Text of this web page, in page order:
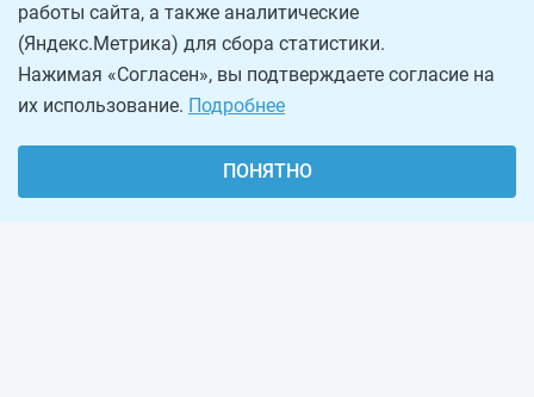
работы сайта, а также аналитические
(Яндекс.Метрика) для сбора статистики.
Нажимая «Согласен», вы подтверждаете согласие на
их использование. Подробнее
ПОНЯТНО